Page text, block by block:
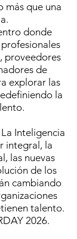
más que una
donde
proveedores
de
explorar las
la
Inteligencia
integral, la
las nuevas
de los
cambiando
talento.
2026.